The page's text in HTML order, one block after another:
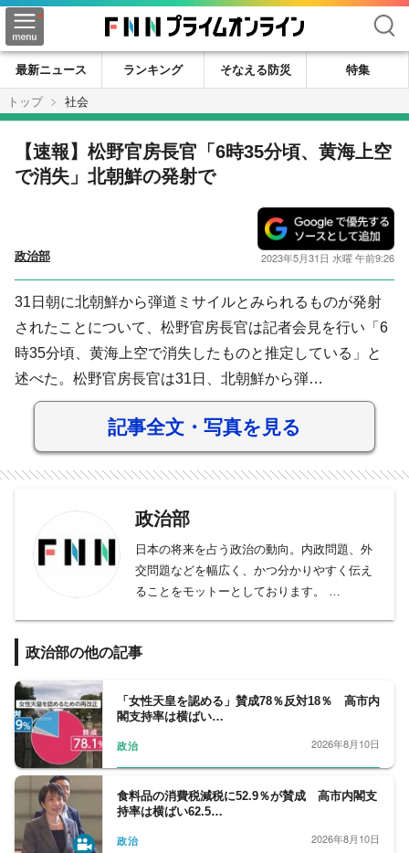
検索
最新ニュース ランキング そなえる防災
特集
トップ
社会
【速報】松野官房長官「6時35分頃、黄海上空
で消失」北朝鮮の発射で
政治部 2023年5月31日 水曜 午前9:26
31日朝に北朝鮮から弾道ミサイルとみられるものが発射
されたことについて、松野官房長官は記者会見を行い「6
時35分頃、黄海上空で消失したものと推定している」と
述べた。松野官房長官は31日、北朝鮮から弾…
記事全文・写真を見る
政治部
日本の将来を占う政治の動向。内政問題、外
交問題などを幅広く、かつ分かりやすく伝え
ることをモットーとしております。
会、野党クラブは、中道改革連合、立憲民主
内閣府担当は、少子化問題から、宇宙、化学
問題まで、多岐に渡る分野を、細かくフォロ
ーする。外務省クラブは、日々刻々と変化す
の取材分野は広いと言えます。
政治部の他の記事
「女性天皇を認める」賛成78％反対18％ 高市内
閣支持率は横ばい…
政治 2026年8月10日
食料品の消費税減税に52.9％が賛成 高市内閣支
持率は横ばい62.5…
政治 2026年8月10日